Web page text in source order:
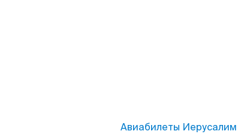
Авиабилеты Иерусалим